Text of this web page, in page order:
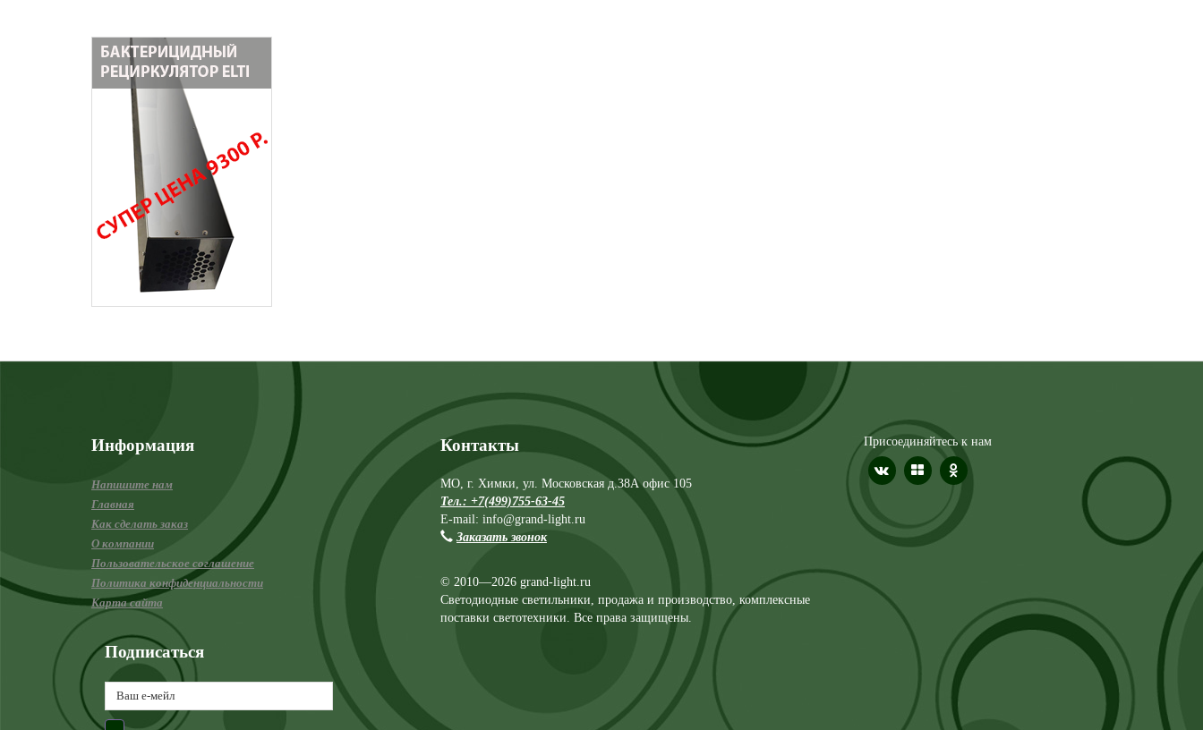
Информация
Напишите нам
Главная
Как сделать заказ
О компании
Пользовательское соглашение
Политика конфиденциальности
Карта сайта
Контакты
МО, г. Химки, ул. Московская д.38А офис 105
Тел.: +7(499)755-63-45
E-mail: info@grand-light.ru
Заказать звонок
© 2010—2026 grand-light.ru
Светодиодные светильники, продажа и производство, комплексные
поставки светотехники. Все права защищены.
Присоединяйтесь к нам
Подписаться